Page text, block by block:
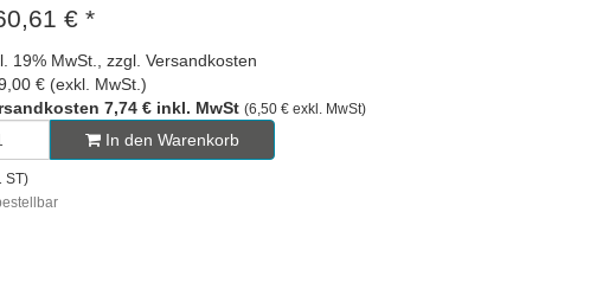
€ *
19% MwSt., zzgl. Versandkosten
€ (exkl. MwSt.)
7,74 € inkl. MwSt (6,50 € exkl. MwSt)
In den Warenkorb
ST)